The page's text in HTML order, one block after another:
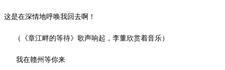
这是在深情地呼唤我回去啊！
（《章江畔的等待》歌声响起，李董欣赏着音乐）
我在赣州等你来